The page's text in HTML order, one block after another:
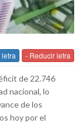
- Reducir letra
de 22.746
nacional, lo
de los
hoy por el